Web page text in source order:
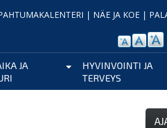
| NÄE JA KOE |
JA
HYVINVOINTI JA
TERVEYS